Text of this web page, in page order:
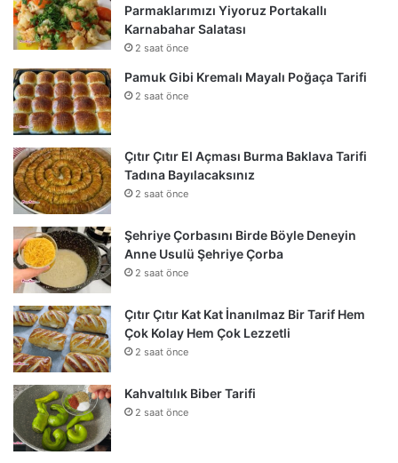
Parmaklarımızı Yiyoruz Portakallı
Karnabahar Salatası
2 saat önce
Pamuk Gibi Kremalı Mayalı Poğaça Tarifi
2 saat önce
Çıtır Çıtır El Açması Burma Baklava Tarifi
Tadına Bayılacaksınız
2 saat önce
Şehriye Çorbasını Birde Böyle Deneyin
Anne Usulü Şehriye Çorba
2 saat önce
Çıtır Çıtır Kat Kat İnanılmaz Bir Tarif Hem
Çok Kolay Hem Çok Lezzetli
2 saat önce
Kahvaltılık Biber Tarifi
2 saat önce